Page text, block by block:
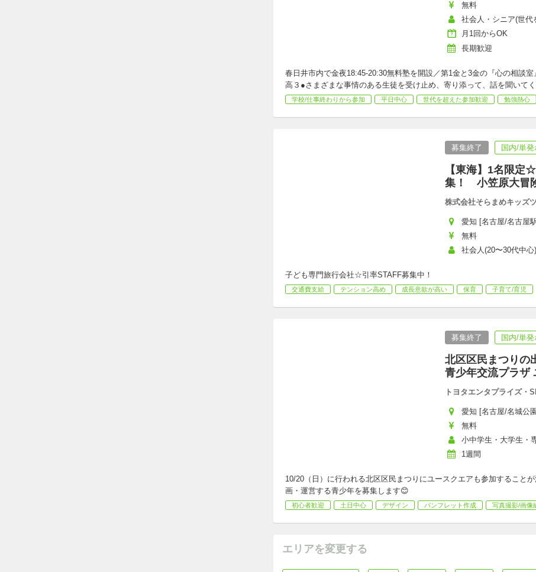
無料
社会人・シニア(世代
月1回からOK
長期歓迎
春日井市内で金夜18:45-20:30無料塾を開設／第1金と3金の『心の相談
高３●さまざまな事情のある生徒を受け止め、寄り添って、話を聞いてく
学校/仕事終わりから参加 平日中心 世代を超えた参加歓迎 勉強熱心
募集終了 国内/単
【東海】1名限
集！ 小笠原大冒
株式会社そらまめキッズ
愛知 [名古屋/名古屋
無料
社会人(20〜30代中
子ども専門旅行会社☆引率STAFF募集中！
交通費支給 テンション高め 成長意欲が高い 保育 子育て/育児
募集終了 国内/単
北区区民まつりの
青少年交流プラザ
トヨタエンタプライズ・
愛知 [名古屋/名城公
無料
小中学生・大学生・
1週間
10/20（日）に行われる北区区民まつりにユースクエアも参加すること
画・運営する青少年を募集します😊
初心者歓迎 土日中心 デザイン パンフレット作成 写真撮影/画像
エリアを変更する